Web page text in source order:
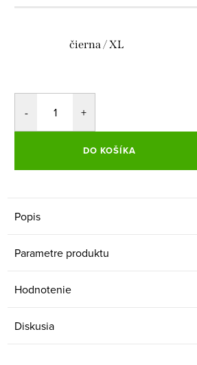
čierna / XL
DO KOŠÍKA
Popis
Parametre produktu
Hodnotenie
Diskusia